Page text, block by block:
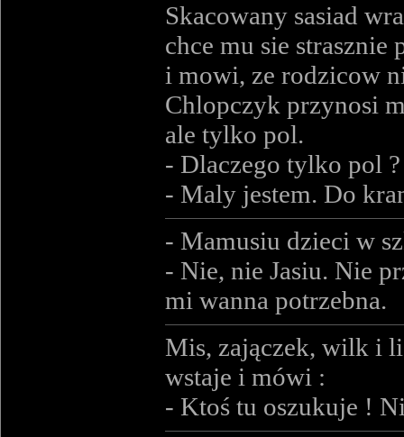
Skacowany sasiad
chce mu sie
i mowi, ze rodzicow
Chlopczyk przynosi
ale tylko pol.
- Dlaczego tylko pol
- Maly jestem. Do
- Mamusiu dzieci w
- Nie, nie Jasiu. Nie
mi wanna potrzebna.
Mis, zajączek, wilk i
wstaje i mówi :
- Ktoś tu oszukuje !